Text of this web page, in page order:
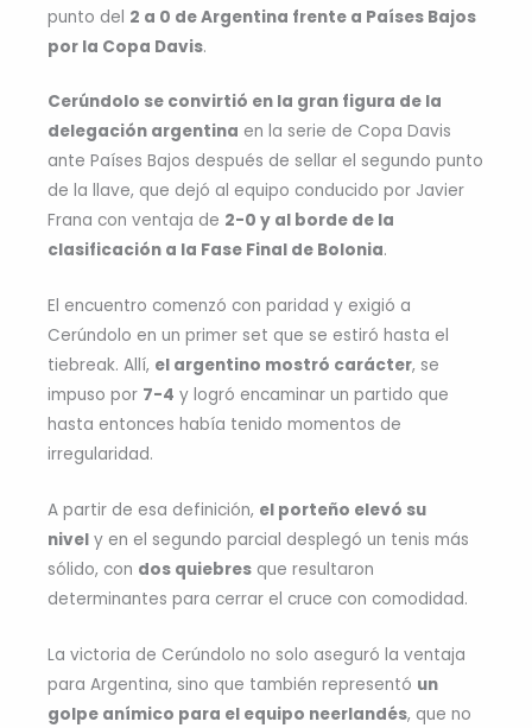
punto del 2 a 0 de Argentina frente a Países Bajos
por la Copa Davis.
Cerúndolo se convirtió en la gran figura de la
delegación argentina en la serie de Copa Davis
ante Países Bajos después de sellar el segundo punto
de la llave, que dejó al equipo conducido por Javier
Frana con ventaja de 2-0 y al borde de la
clasificación a la Fase Final de Bolonia.
El encuentro comenzó con paridad y exigió a
Cerúndolo en un primer set que se estiró hasta el
tiebreak. Allí, el argentino mostró carácter, se
impuso por 7-4 y logró encaminar un partido que
hasta entonces había tenido momentos de
irregularidad.
A partir de esa definición, el porteño elevó su
nivel y en el segundo parcial desplegó un tenis más
sólido, con dos quiebres que resultaron
determinantes para cerrar el cruce con comodidad.
La victoria de Cerúndolo no solo aseguró la ventaja
para Argentina, sino que también representó un
golpe anímico para el equipo neerlandés, que no